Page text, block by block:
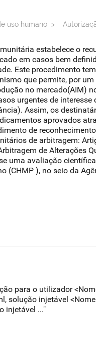
uso humano >
Autorização
estabelece o
em casos bem
Este procedimento tem
que permite, por um
no mercado(AIM) no
urgentes de interesse
Assim, os
aprovados
de reconhecimento
de arbitragem: Artigo
de Alterações
uma avaliação científica
(CHMP ), no seio da
para o utilizador <Nome
solução injetável <Nome
injetável ..."